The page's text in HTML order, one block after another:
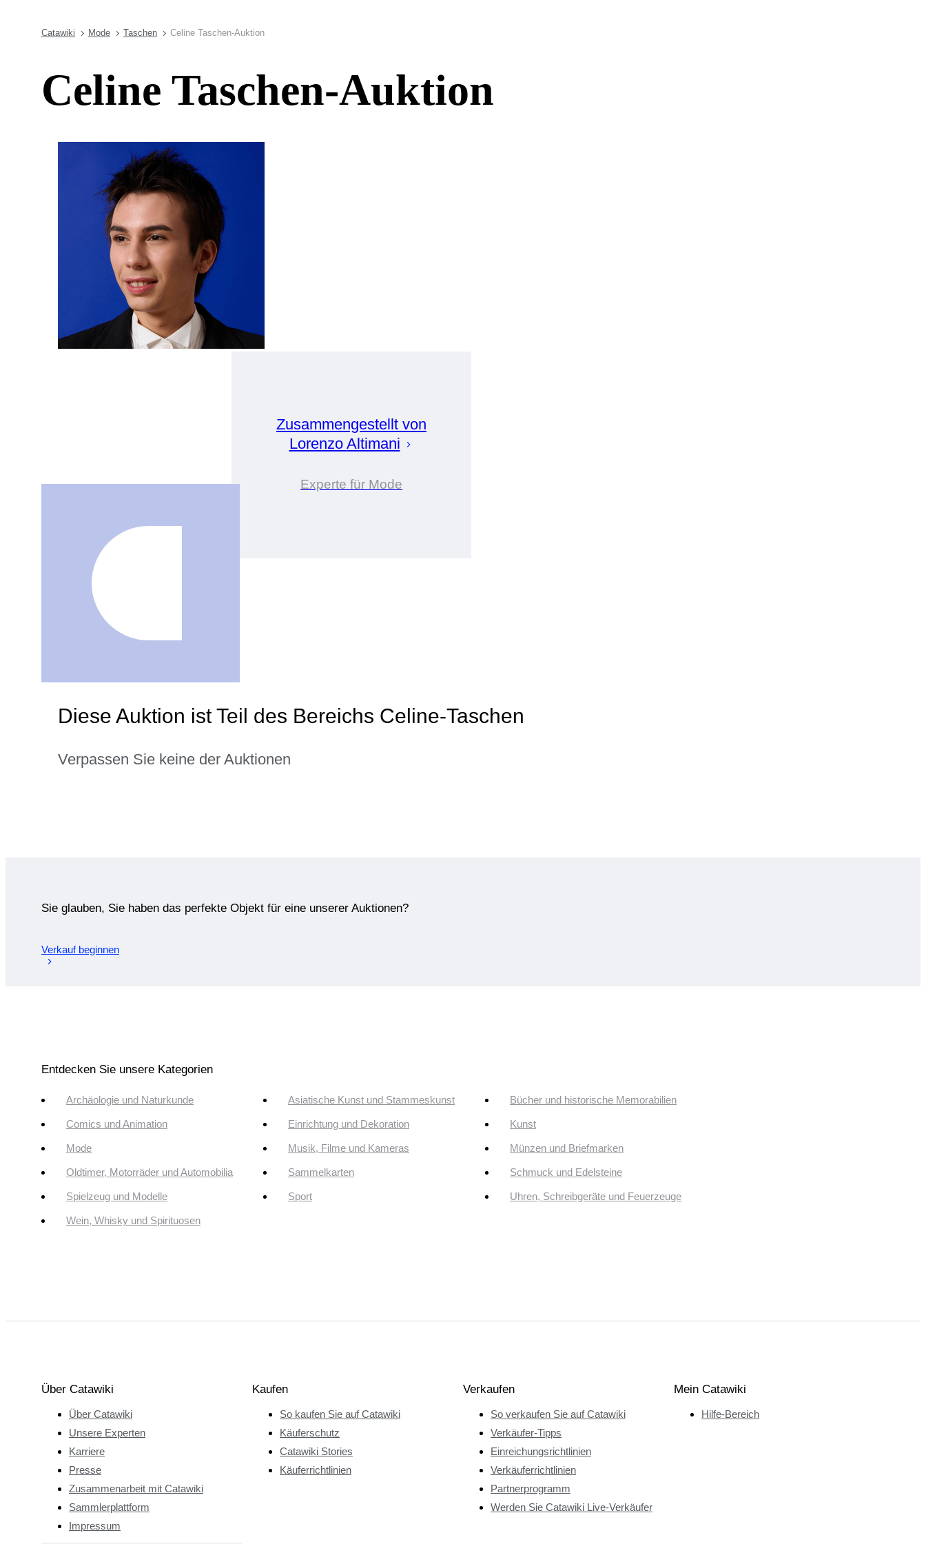
Catawiki Mode Taschen Celine Taschen-Auktion
Celine Taschen-Auktion
Zusammengestellt von
Lorenzo Altimani
Experte für Mode
Diese Auktion ist Teil des Bereichs Celine-Taschen
Verpassen Sie keine der Auktionen
Sie glauben, Sie haben das perfekte Objekt für eine unserer Auktionen?
Verkauf beginnen
Entdecken Sie unsere Kategorien
Archäologie und Naturkunde Asiatische Kunst und Stammeskunst Bücher und historische Memorabilien
Comics und Animation Einrichtung und Dekoration Kunst
Mode Musik, Filme und Kameras Münzen und Briefmarken
Oldtimer, Motorräder und Automobilia Sammelkarten Schmuck und Edelsteine
Spielzeug und Modelle Sport Uhren, Schreibgeräte und Feuerzeuge
Wein, Whisky und Spirituosen
Über Catawiki
Über Catawiki
Unsere Experten
Karriere
Presse
Zusammenarbeit mit Catawiki
Sammlerplattform
Impressum
Kaufen
So kaufen Sie auf Catawiki
Käuferschutz
Catawiki Stories
Käuferrichtlinien
Verkaufen
So verkaufen Sie auf Catawiki
Verkäufer-Tipps
Einreichungsrichtlinien
Verkäuferrichtlinien
Partnerprogramm
Werden Sie Catawiki Live-Verkäufer
Mein Catawiki
Hilfe-Bereich